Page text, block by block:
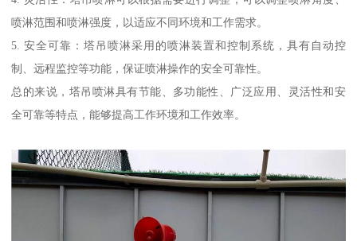
喷淋范围和喷淋强度，以适应不同环境和工作需求。
5. 安全可靠：塔吊喷淋采用的喷淋装置和控制系统，具有自动控
制、远程监控等功能，保证喷淋操作的安全可靠性。
总的来说，塔吊喷淋具有节能、多功能性、广泛应用、灵活性和安
全可靠等特点，能够提高工作环境和工作效率。